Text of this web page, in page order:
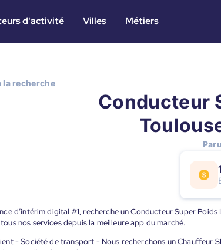
d'activité Villes Métiers
la recherche
Conducteur
d’intérim digital #1, recherche un Conducteur Super
nos services depuis la meilleure app du marché.
- Société de transport - Nous recherchons un Chauffeur